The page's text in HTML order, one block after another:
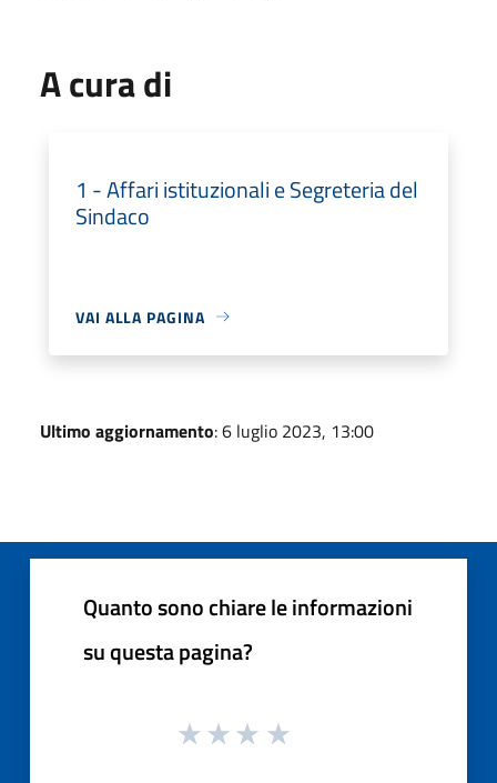
A cura di
1 - Affari istituzionali e Segreteria del
Sindaco
VAI ALLA PAGINA
Ultimo aggiornamento: 6 luglio 2023, 13:00
Quanto sono chiare le informazioni
su questa pagina?